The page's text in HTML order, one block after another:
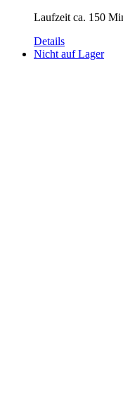
Laufzeit ca. 150
Details
Nicht auf Lager